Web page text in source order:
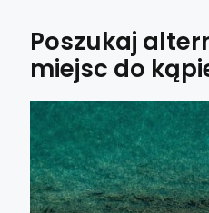
Poszukaj
miejsc do